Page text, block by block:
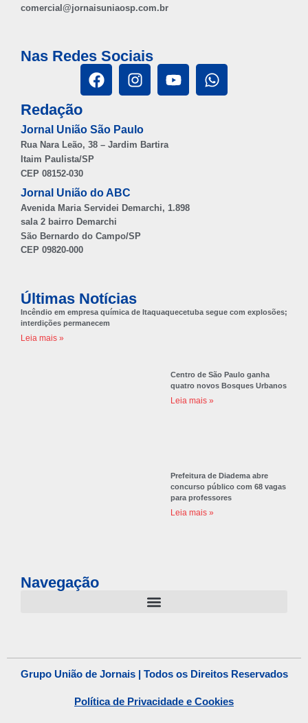
comercial@jornaisuniaosp.com.br
Nas Redes Sociais
Redação
Jornal União São Paulo
Rua Nara Leão, 38 – Jardim Bartira
Itaim Paulista/SP
CEP 08152-030
Jornal União do ABC
Avenida Maria Servidei Demarchi, 1.898
sala 2 bairro Demarchi
São Bernardo do Campo/SP
CEP 09820-000
Últimas Notícias
Incêndio em empresa química de Itaquaquecetuba segue com explosões;
interdições permanecem
Leia mais »
Centro de São Paulo ganha
quatro novos Bosques Urbanos
Leia mais »
Prefeitura de Diadema abre
concurso público com 68 vagas
para professores
Leia mais »
Navegação
Grupo União de Jornais | Todos os Direitos Reservados
Política de Privacidade e Cookies